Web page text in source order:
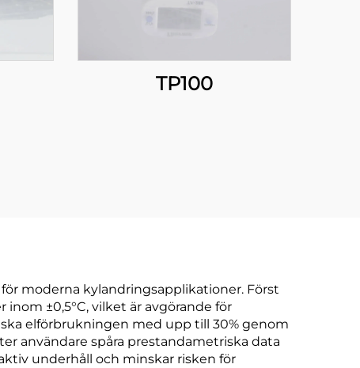
TP100
moderna kylandringsapplikationer. Först
±0,5°C, vilket är avgörande för
elförbrukningen med upp till 30% genom
användare spåra prestandametriska data
underhåll och minskar risken för